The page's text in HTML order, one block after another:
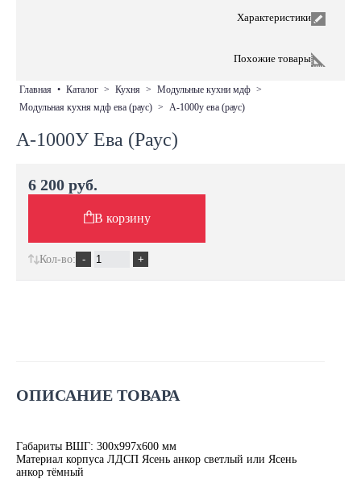
Характеристики
Похожие товары
главная • каталог > кухня > модульные кухни мдф >
модульная кухня мдф ева (раус) > а-1000у ева (раус)
А-1000У Ева (Раус)
ОПИСАНИЕ ТОВАРА
Габариты ВШГ: 300х997х600 мм
Материал корпуса ЛДСП Ясень анкор светлый или Ясень
анкор тёмный
6 200 руб.
В корзину
Кол-во: